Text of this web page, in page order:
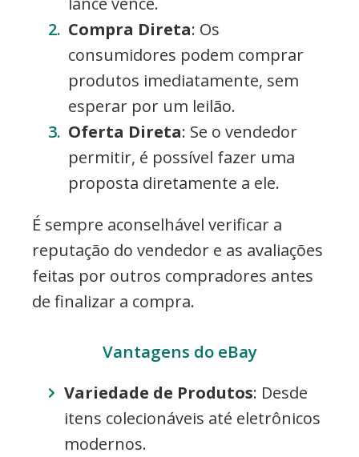
Compra Direta: Os
consumidores podem comprar
produtos imediatamente, sem
esperar por um leilão.
Oferta Direta: Se o vendedor
permitir, é possível fazer uma
proposta diretamente a ele.
É sempre aconselhável verificar a
reputação do vendedor e as avaliações
feitas por outros compradores antes
de finalizar a compra.
Vantagens do eBay
Variedade de Produtos: Desde
itens colecionáveis até eletrônicos
modernos.